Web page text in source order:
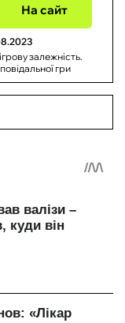
На сайт
залежність.
гри